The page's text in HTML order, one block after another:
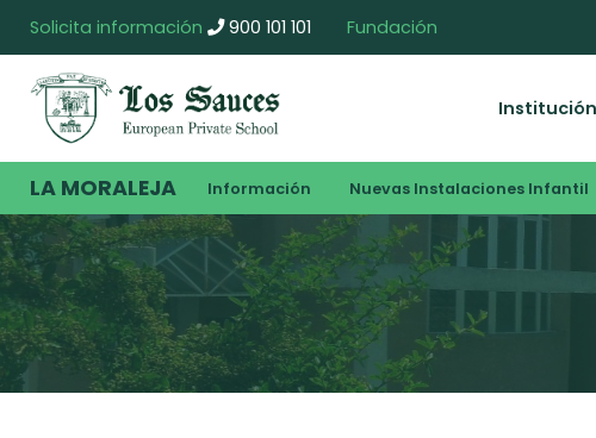
Solicita información 900 101 101 Fundación
Institución
LA MORALEJA Información Nuevas Instalaciones Infantil